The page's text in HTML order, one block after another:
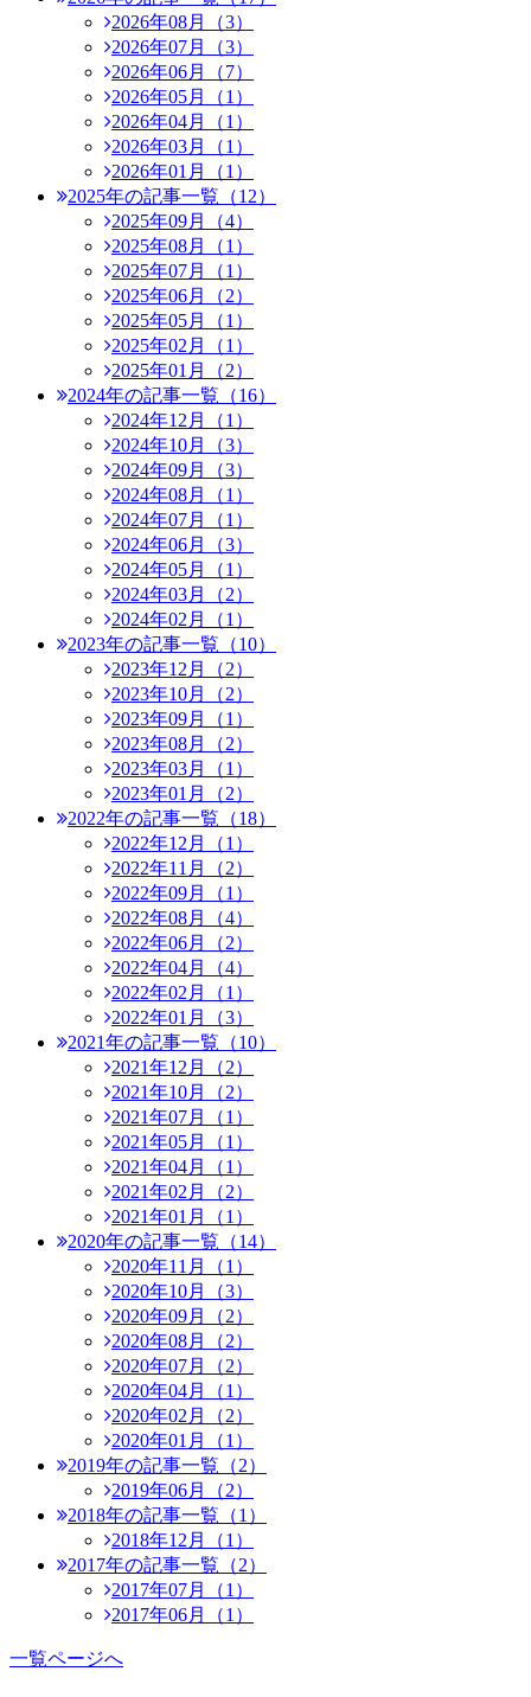
2026年08月（3）
2026年07月（3）
2026年06月（7）
2026年05月（1）
2026年04月（1）
2026年03月（1）
2026年01月（1）
2025年の記事一覧（12）
2025年09月（4）
2025年08月（1）
2025年07月（1）
2025年06月（2）
2025年05月（1）
2025年02月（1）
2025年01月（2）
2024年の記事一覧（16）
2024年12月（1）
2024年10月（3）
2024年09月（3）
2024年08月（1）
2024年07月（1）
2024年06月（3）
2024年05月（1）
2024年03月（2）
2024年02月（1）
2023年の記事一覧（10）
2023年12月（2）
2023年10月（2）
2023年09月（1）
2023年08月（2）
2023年03月（1）
2023年01月（2）
2022年の記事一覧（18）
2022年12月（1）
2022年11月（2）
2022年09月（1）
2022年08月（4）
2022年06月（2）
2022年04月（4）
2022年02月（1）
2022年01月（3）
2021年の記事一覧（10）
2021年12月（2）
2021年10月（2）
2021年07月（1）
2021年05月（1）
2021年04月（1）
2021年02月（2）
2021年01月（1）
2020年の記事一覧（14）
2020年11月（1）
2020年10月（3）
2020年09月（2）
2020年08月（2）
2020年07月（2）
2020年04月（1）
2020年02月（2）
2020年01月（1）
2019年の記事一覧（2）
2019年06月（2）
2018年の記事一覧（1）
2018年12月（1）
2017年の記事一覧（2）
2017年07月（1）
2017年06月（1）
一覧ページへ